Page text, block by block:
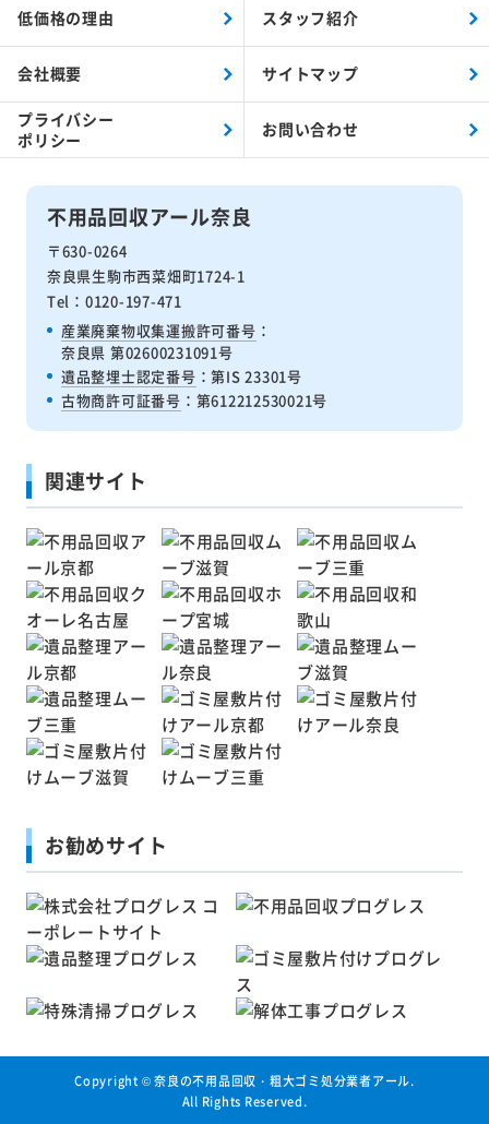
不用品回収アール奈良
〒630-0264
奈良県生駒市西菜畑町1724-1
Tel：0120-197-471
産業廃棄物収集運搬許可番号 ：
奈良県 第02600231091号
遺品整埋士認定番号 ：第IS 23301号
古物商許可証番号 ：第612212530021号
低価格の理由 スタッフ紹介
会社概要 サイトマップ
プライバシー
ポリシー
お問い合わせ
関連サイト
お勧めサイト
Copyright ©奈良の不用品回収・粗大ゴミ処分業者アール.
All Rights Reserved.